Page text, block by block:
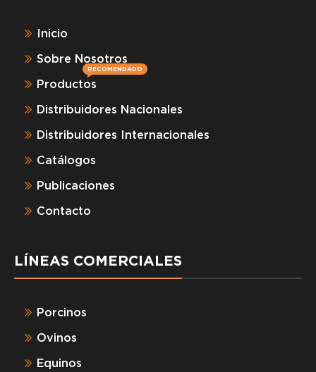
Inicio
Sobre Nosotros
Productos
RECOMENDADO
Distribuidores Nacionales
Distribuidores Internacionales
Catálogos
Publicaciones
Contacto
LÍNEAS COMERCIALES
Porcinos
Ovinos
Equinos